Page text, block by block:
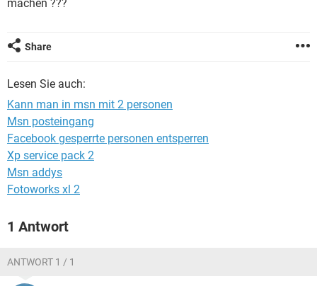
FACEBOOK
machen ???
Share
Lesen Sie auch:
Kann man in msn mit 2 personen
Msn posteingang
Facebook gesperrte personen entsperren
Xp service pack 2
Msn addys
Fotoworks xl 2
1 Antwort
ANTWORT 1 / 1